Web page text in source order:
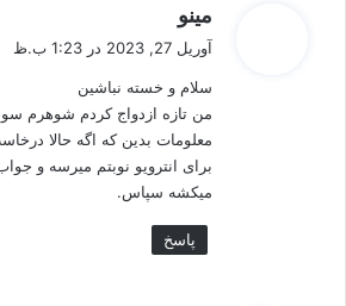
مینو
:
آوریل 27, 2023 در 1:23 ب.ظ
سلام و خسته نباشین
من تازه ازدواج کردم شوهرم
معلومات بدین که اگه حالا
برای انترویو نوبتم میرسه و
میکشه سپاس.
پاسخ